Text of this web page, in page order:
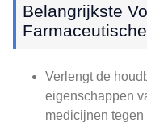
Belangrijkste
Verlengt de
eigenschappen
medicijnen